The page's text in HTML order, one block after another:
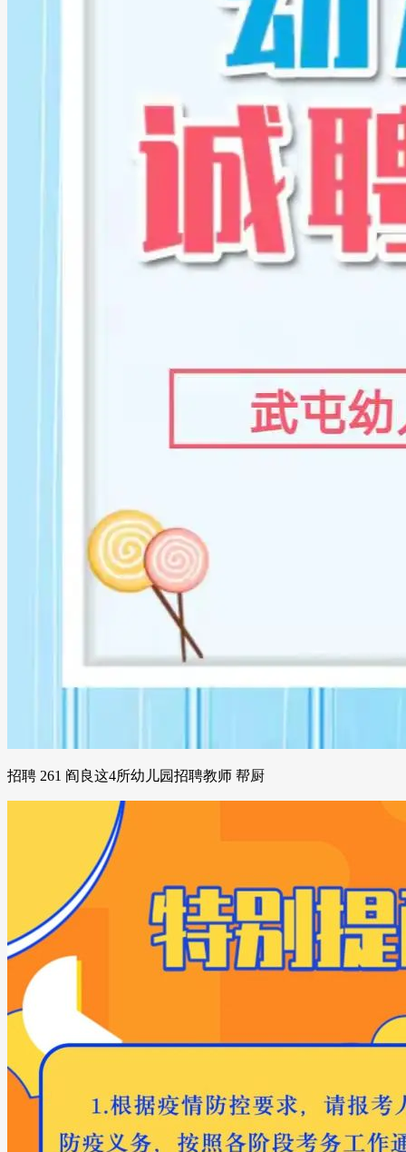
招聘 261 阎良这4所幼儿园招聘教师 帮厨